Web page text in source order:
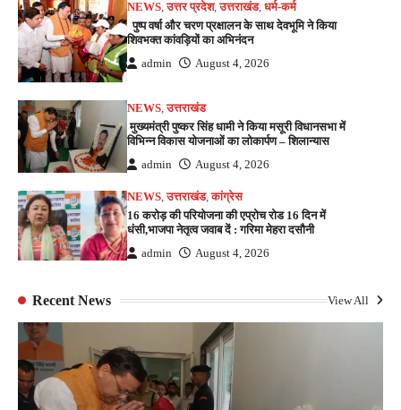
NEWS,उत्तर प्रदेश,उत्तराखंड,धर्म-कर्म
पुष्प वर्षा और चरण प्रक्षालन के साथ देवभूमि ने किया
शिवभक्त कांवड़ियों का अभिनंदन
admin August 4, 2026
NEWS ,उत्तराखंड
मुख्यमंत्री पुष्कर सिंह धामी ने किया मसूरी विधानसभा में
विभिन्न विकास योजनाओं का लोकार्पण – शिलान्यास
admin August 4, 2026
NEWS,उत्तराखंड,कांग्रेस
16 करोड़ की परियोजना की एप्रोच रोड 16 दिन में
धंसी,भाजपा नेतृत्व जवाब दें : गरिमा मेहरा दसौनी
admin August 4, 2026
Recent News View All